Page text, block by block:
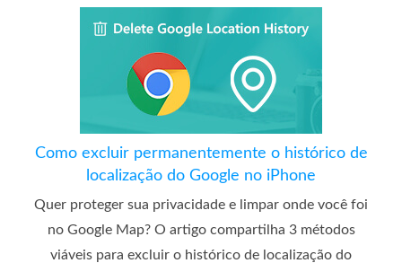
Como excluir permanentemente o histórico de
localização do Google no iPhone
Quer proteger sua privacidade e limpar onde você foi
no Google Map? O artigo compartilha 3 métodos
viáveis ​​para excluir o histórico de localização do